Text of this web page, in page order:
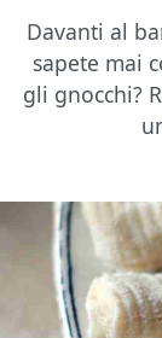
Davanti al
sapete mai
gli gnocchi?